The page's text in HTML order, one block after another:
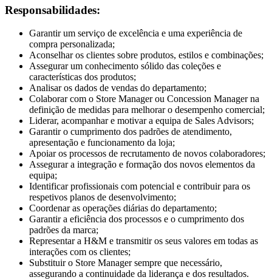
Responsabilidades:
Garantir um serviço de excelência e uma experiência de
compra personalizada;
Aconselhar os clientes sobre produtos, estilos e combinações;
Assegurar um conhecimento sólido das coleções e
características dos produtos;
Analisar os dados de vendas do departamento;
Colaborar com o Store Manager ou Concession Manager na
definição de medidas para melhorar o desempenho comercial;
Liderar, acompanhar e motivar a equipa de Sales Advisors;
Garantir o cumprimento dos padrões de atendimento,
apresentação e funcionamento da loja;
Apoiar os processos de recrutamento de novos colaboradores;
Assegurar a integração e formação dos novos elementos da
equipa;
Identificar profissionais com potencial e contribuir para os
respetivos planos de desenvolvimento;
Coordenar as operações diárias do departamento;
Garantir a eficiência dos processos e o cumprimento dos
padrões da marca;
Representar a H&M e transmitir os seus valores em todas as
interações com os clientes;
Substituir o Store Manager sempre que necessário,
assegurando a continuidade da liderança e dos resultados.